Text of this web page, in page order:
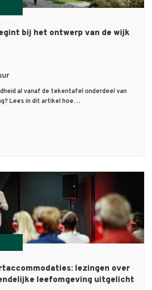
bij het ontwerp van de wijk
al vanaf de tekentafel onderdeel van
Lees in dit artikel hoe…
lezingen over
leefomgeving uitgelicht